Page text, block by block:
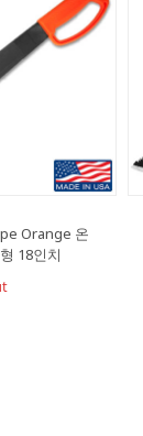
Orange 온
18인치